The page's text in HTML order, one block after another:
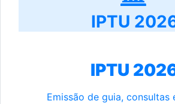
IPTU
IPTU
Emissão de guia, consultas